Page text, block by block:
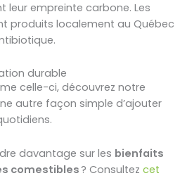
leur empreinte carbone. Les
produits localement au Québec
durable
celle-ci, découvrez notre
autre façon simple d’ajouter
davantage sur les bienfaits
comestibles? Consultez cet